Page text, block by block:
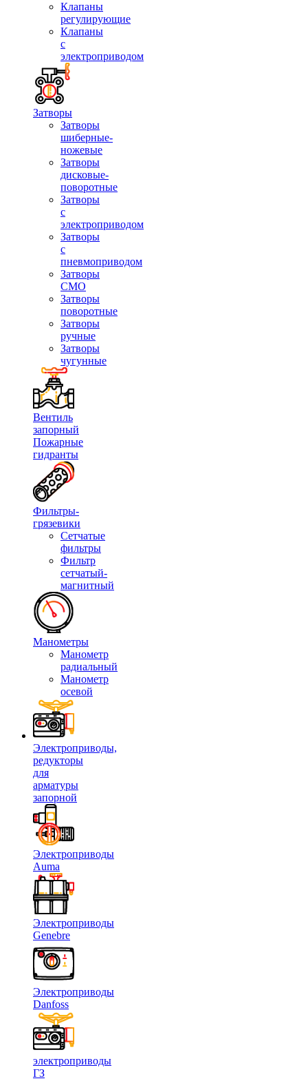
Клапаны
регулирующие
Клапаны
с
электроприводом
Затворы
Затворы
шиберные-
ножевые
Затворы
дисковые-
поворотные
Затворы
с
электроприводом
Затворы
с
пневмоприводом
Затворы
СМО
Затворы
поворотные
Затворы
ручные
Затворы
чугунные
Вентиль
запорный
Пожарные
гидранты
Фильтры-
грязевики
Сетчатые
фильтры
Фильтр
сетчатый-
магнитный
Манометры
Манометр
радиальный
Манометр
осевой
Электроприводы,
редукторы
для
арматуры
запорной
Электроприводы
Auma
Электроприводы
Genebre
Электроприводы
Danfoss
электроприводы
ГЗ